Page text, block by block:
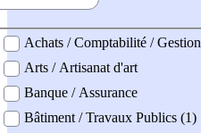
professionel
Achats / Comptabilité / Gestion
Arts / Artisanat d'art
Banque / Assurance
Bâtiment / Travaux Publics (1)